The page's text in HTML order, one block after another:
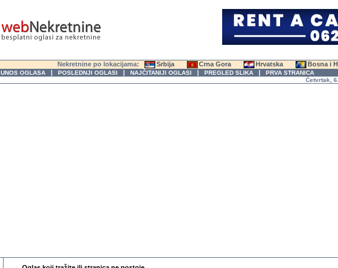
Nekretnine po lokacijama: Srbija Crna Gora Hrvatska Bosna i
UNOS OGLASA | POSLEDNJI OGLASI | NAJČITANIJI OGLASI | PREGLED SLIKA | PRVA STRANICA
Četvrtak, 6.